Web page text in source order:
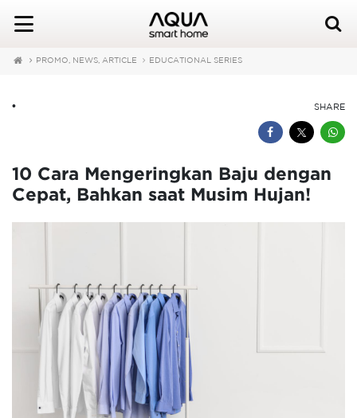
PROMO, NEWS, ARTICLE EDUCATIONAL SERIES
SHARE
•
10 Cara Mengeringkan Baju dengan
Cepat, Bahkan saat Musim Hujan!